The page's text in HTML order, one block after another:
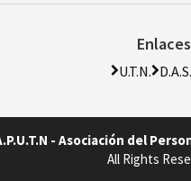
U.T.N.
- Asociación del
All Rights